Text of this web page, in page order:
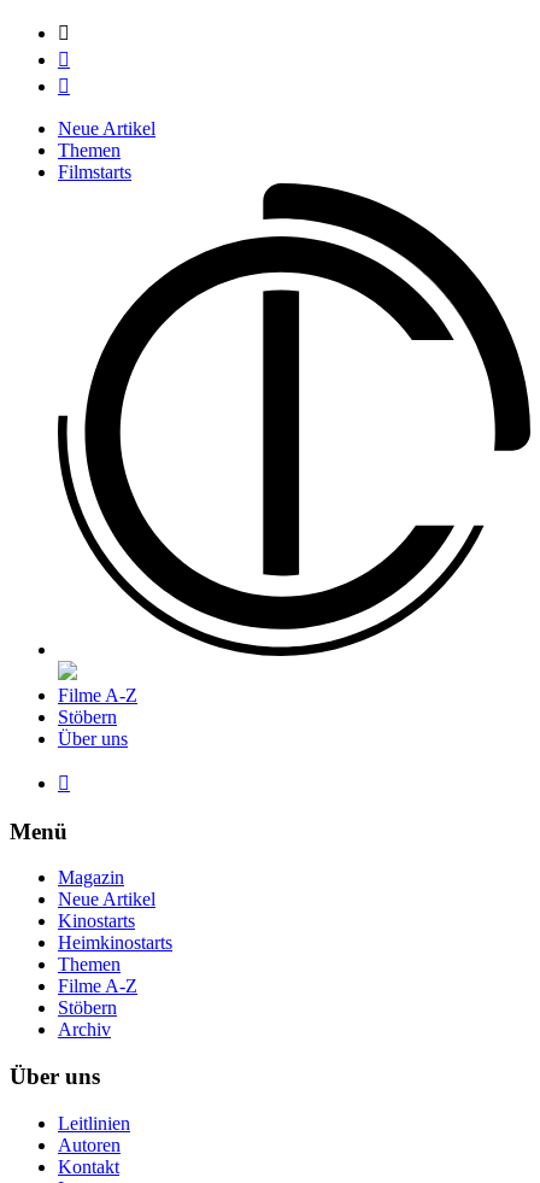



Neue Artikel
Themen
Filmstarts
Filme A-Z
Stöbern
Über uns

Menü
Magazin
Neue Artikel
Kinostarts
Heimkinostarts
Themen
Filme A-Z
Stöbern
Archiv
Über uns
Leitlinien
Autoren
Kontakt